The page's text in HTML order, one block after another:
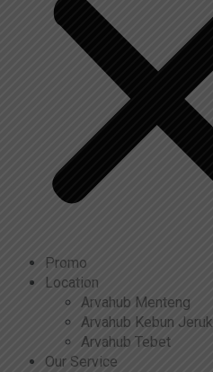
Promo
Location
Arvahub Menteng
Arvahub Kebun Jeruk
Arvahub Tebet
Our Service